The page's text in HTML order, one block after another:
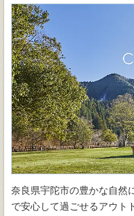
奈良県宇陀市の豊かな自然
で安心して過ごせるアウト